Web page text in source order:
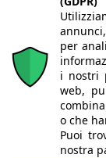
per
i nostri
web,
o che
Puoi
nostra